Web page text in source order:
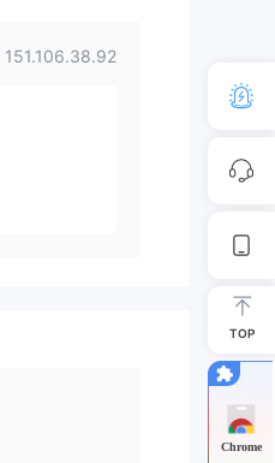
151.106.38.92
TOP
Chrome